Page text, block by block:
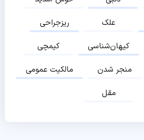
ریزجراحی
علک
کیمچی
کیهان‌شناسی
مالکیت عمومی
منجر شدن
مقل